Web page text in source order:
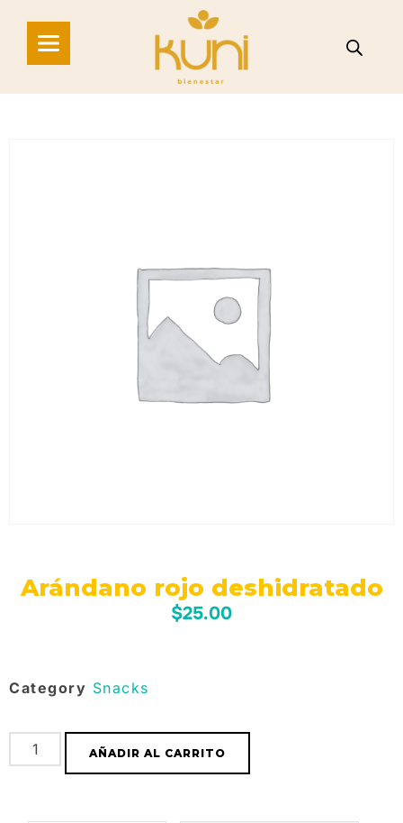
Arándano rojo deshidratado
$25.00
Category Snacks
AÑADIR AL CARRITO